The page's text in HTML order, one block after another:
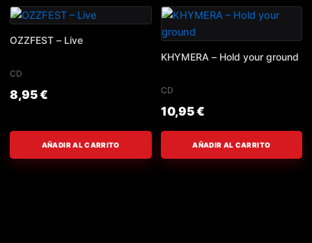
OZZFEST – Live
CD
8,95€
AÑADIR AL CARRITO
KHYMERA – Hold your ground
CD
10,95€
AÑADIR AL CARRITO